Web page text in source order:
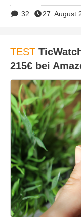
32 27. August
TEST
215€ bei